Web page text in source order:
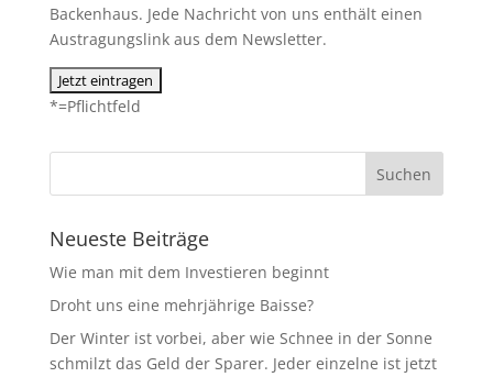
Backenhaus. Jede Nachricht von uns enthält einen
Austragungslink aus dem Newsletter.
*=Pflichtfeld
Neueste Beiträge
Wie man mit dem Investieren beginnt
Droht uns eine mehrjährige Baisse?
Der Winter ist vorbei, aber wie Schnee in der Sonne
schmilzt das Geld der Sparer. Jeder einzelne ist jetzt